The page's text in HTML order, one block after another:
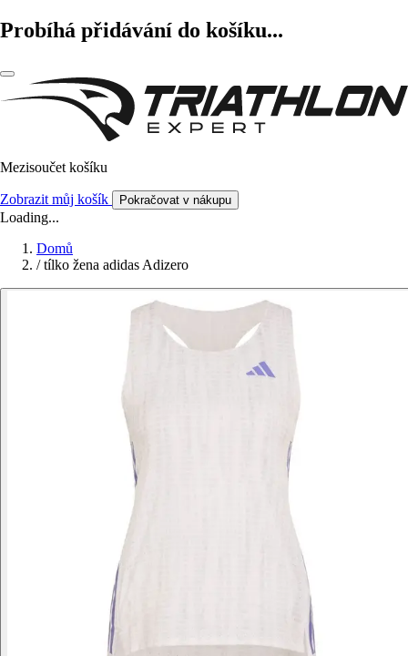
Probíhá přidávání do košíku...
Mezisoučet košíku
Zobrazit můj košík Pokračovat v nákupu
Loading...
Domů
/ tílko žena adidas Adizero